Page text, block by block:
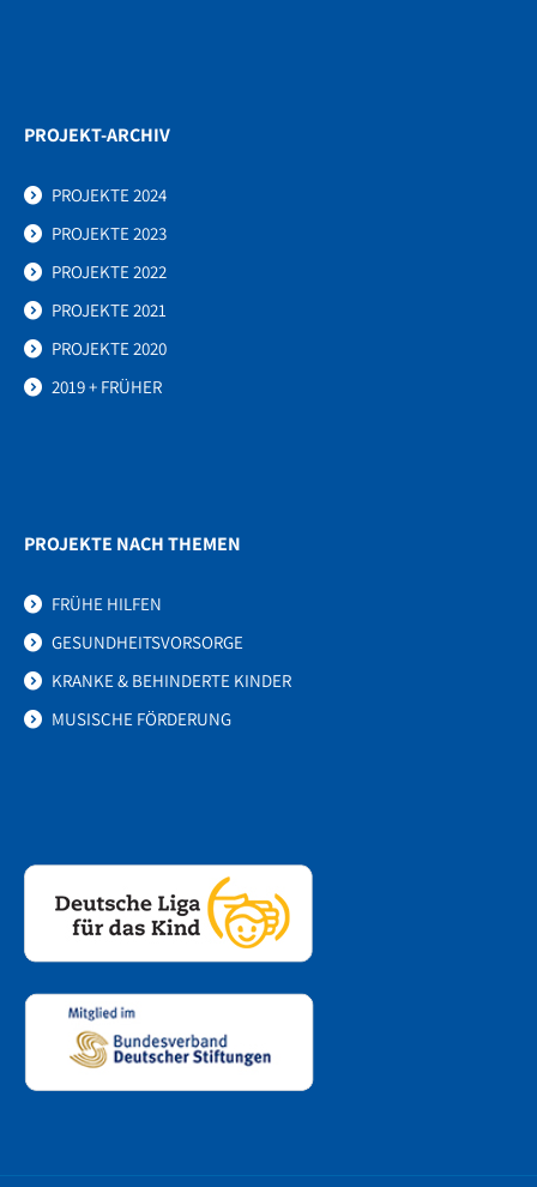
PROJEKT-ARCHIV
PROJEKTE 2024
PROJEKTE 2023
PROJEKTE 2022
PROJEKTE 2021
PROJEKTE 2020
2019 + FRÜHER
PROJEKTE NACH THEMEN
FRÜHE HILFEN
GESUNDHEITSVORSORGE
KRANKE & BEHINDERTE KINDER
MUSISCHE FÖRDERUNG